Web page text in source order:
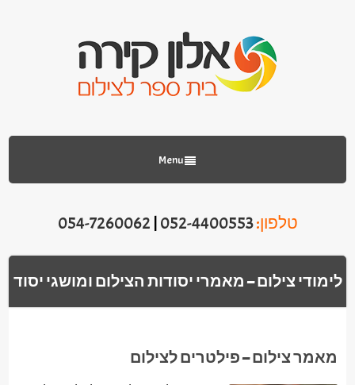
Menu
טלפון:052-4400553
054-7260062
לימודי צילום – מאמרי יסודות הצילום ומושגי יסוד
מאמר צילום – פילטרים לצילום